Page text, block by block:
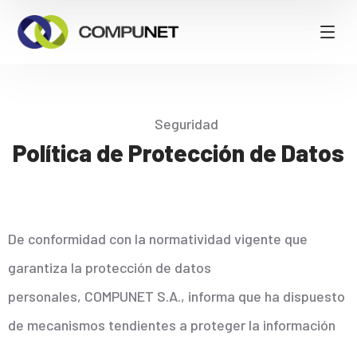
Seguridad
Política de Protección de Datos
De conformidad con la normatividad vigente que
garantiza la protección de datos
personales, COMPUNET S.A., informa que ha dispuesto
de mecanismos tendientes a proteger la información